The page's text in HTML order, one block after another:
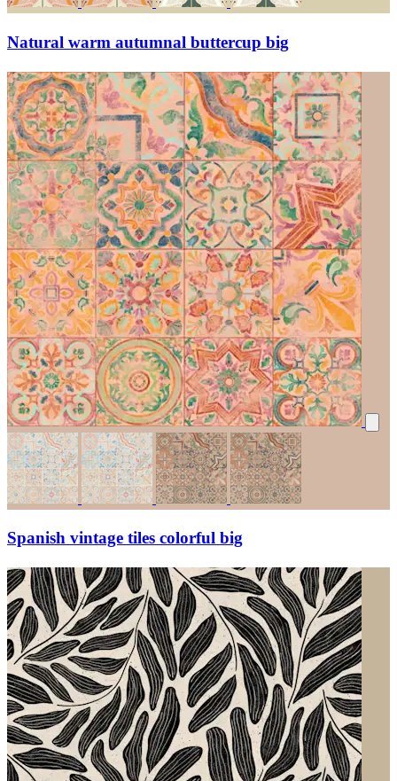
Natural warm autumnal buttercup big
Spanish vintage tiles colorful big